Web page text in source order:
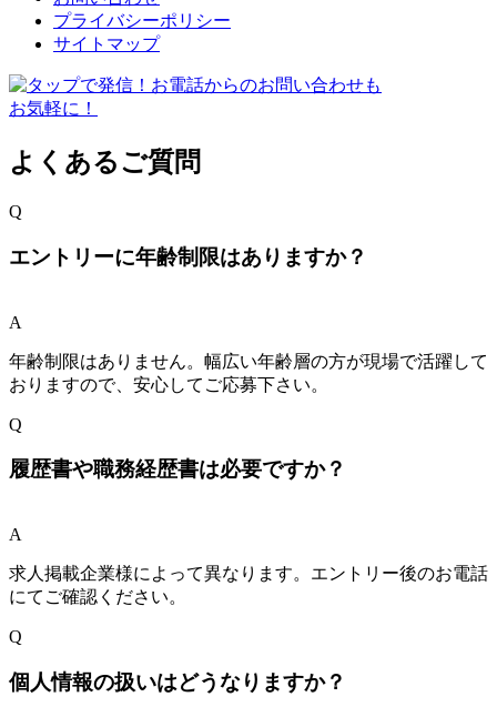
プライバシーポリシー
サイトマップ
よくあるご質問
Q
エントリーに年齢制限はありますか？
A
年齢制限はありません。幅広い年齢層の方が現場で活躍して
おりますので、安心してご応募下さい。
Q
履歴書や職務経歴書は必要ですか？
A
求人掲載企業様によって異なります。エントリー後のお電話
にてご確認ください。
Q
個人情報の扱いはどうなりますか？